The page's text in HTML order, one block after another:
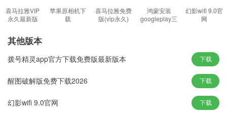
该方法也可以轻松安装最方便的系统，更好的获得整个纯版本系统
能，直接在任务栏开启和关闭静音模式，让用户享受最便捷的服
务。
1、保持系统稳定性和兼容性，系统拥有着非常高的安全性和稳定
性，系统集成了常见万能驱动技术，享受到更加安全的服务体验；
喜马拉雅VIP
永久最新版
苹果原相机下
载
喜马拉雅免费
版(vip永久)
鸿蒙安装
googleplay三
幻影wifi 9.0官
网
其他版本
拨号精灵app官方下载免费版最新版本 下载
醒图破解版免费下载2026 下载
幻影wifi 9.0官网 下载